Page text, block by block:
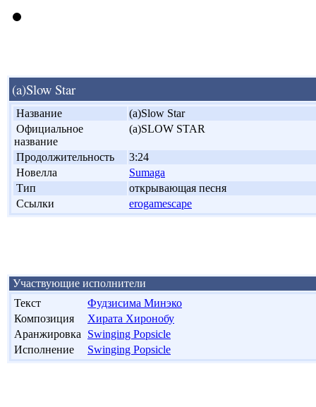
(a)Slow Star
Название
(a)Slow Star
Официальное
название
(a)SLOW STAR
Продолжительность
3:24
Новелла
Sumaga
Тип
открывающая песня
Ссылки erogamescape
Участвующие исполнители
Текст
Фудзисима Минэко
Композиция
Хирата Хиронобу
Аранжировка
Swinging Popsicle
Исполнение
Swinging Popsicle